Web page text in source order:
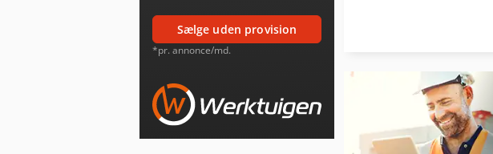
sælge uden provision
*pr. annonce/md.
Kaeser Sk 25 T
Kapema Bm 25